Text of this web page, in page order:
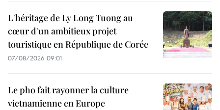
L'héritage de Ly Long Tuong au
cœur d'un ambitieux projet
touristique en République de Corée
07/08/2026 09:01
Le pho fait rayonner la culture
vietnamienne en Europe